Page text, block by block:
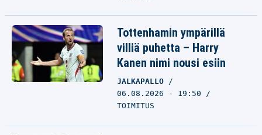
Tottenhamin ympärillä
villiä puhetta – Harry
Kanen nimi nousi esiin
JALKAPALLO
06.08.2026 - 19:50
TOIMITUS